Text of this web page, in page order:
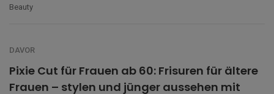
Beauty
DAVOR
Pixie Cut für Frauen ab 60: Frisuren für ältere
Frauen – stylen und jünger aussehen mit